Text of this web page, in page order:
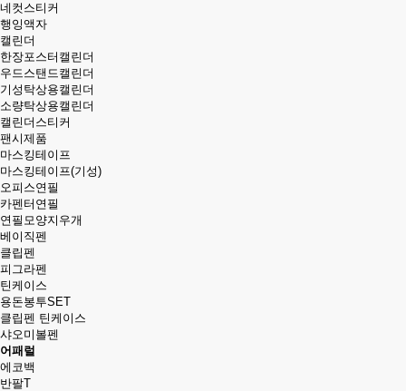
네컷스티커
행잉액자
캘린더
한장포스터캘린더
우드스탠드캘린더
기성탁상용캘린더
소량탁상용캘린더
캘린더스티커
팬시제품
마스킹테이프
마스킹테이프(기성)
오피스연필
카펜터연필
연필모양지우개
베이직펜
클립펜
피그라펜
틴케이스
용돈봉투SET
클립펜 틴케이스
샤오미볼펜
어패럴
에코백
반팔T